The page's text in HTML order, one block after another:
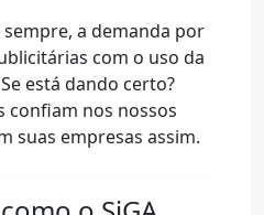
sempre, a demanda por
com o uso da
está dando certo?
confiam nos nossos
suas empresas assim.